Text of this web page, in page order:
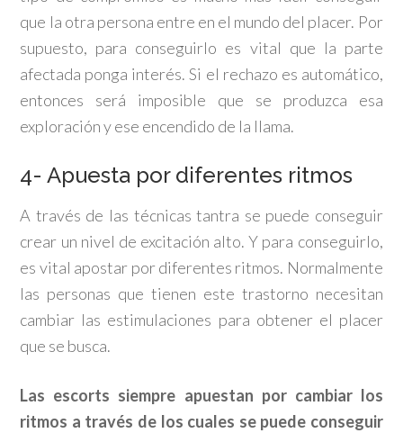
que la otra persona entre en el mundo del placer. Por
supuesto, para conseguirlo es vital que la parte
afectada ponga interés. Si el rechazo es automático,
entonces será imposible que se produzca esa
exploración y ese encendido de la llama.
4- Apuesta por diferentes ritmos
A través de las técnicas tantra se puede conseguir
crear un nivel de excitación alto. Y para conseguirlo,
es vital apostar por diferentes ritmos. Normalmente
las personas que tienen este trastorno necesitan
cambiar las estimulaciones para obtener el placer
que se busca.
Las escorts siempre apuestan por cambiar los
ritmos a través de los cuales se puede conseguir